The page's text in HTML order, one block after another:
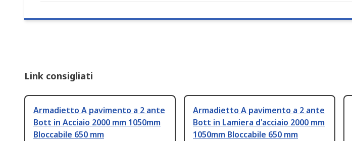
Link consigliati
Armadietto A pavimento a 2 ante
Bott in Acciaio 2000 mm 1050mm
Bloccabile 650 mm
Armadietto A pavimento a 2 ante
Bott in Lamiera d'acciaio 2000 mm
1050mm Bloccabile 650 mm